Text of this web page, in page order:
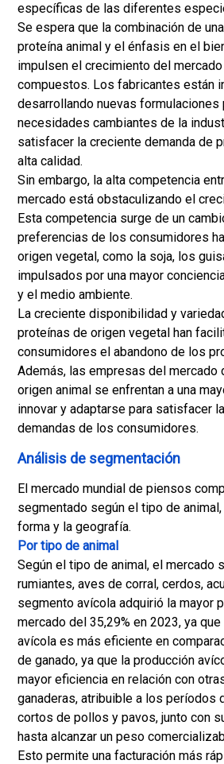
específicas de las diferentes
Se espera que la combinación de
proteína animal y el énfasis en el
impulsen el crecimiento del
compuestos. Los fabricantes están
desarrollando nuevas
necesidades cambiantes de la
satisfacer la creciente demanda de
alta calidad.
Sin embargo, la alta competencia
mercado está obstaculizando el
Esta competencia surge de un
preferencias de los consumidores
origen vegetal, como la soja, los
impulsados ​​por una mayor
y el medio ambiente.
La creciente disponibilidad y
proteínas de origen vegetal han
consumidores el abandono de los
Además, las empresas del mercado
origen animal se enfrentan a una
innovar y adaptarse para satisfacer
demandas de los consumidores.
Análisis de segmentación
El mercado mundial de piensos
segmentado según el tipo de
forma y la geografía.
Por tipo de animal
Según el tipo de animal, el mercado
rumiantes, aves de corral, cerdos,
segmento avícola adquirió la mayor
mercado del 35,29% en 2023, ya
avícola es más eficiente en
de ganado, ya que la producción
mayor eficiencia en relación con
ganaderas, atribuible a los períodos
cortos de pollos y pavos, junto con
hasta alcanzar un peso
Esto permite una facturación más